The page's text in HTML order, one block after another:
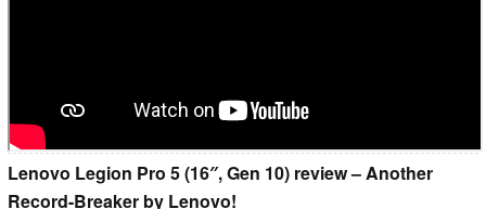
Lenovo Legion Pro 5 (16″, Gen 10) review – Another
Record-Breaker by Lenovo!